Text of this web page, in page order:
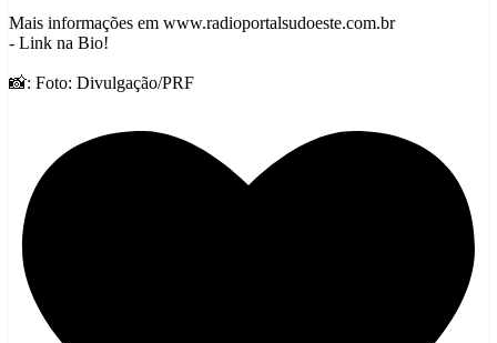
Mais informações em www.radioportalsudoeste.com.br
- Link na Bio!
📸: Foto: Divulgação/PRF